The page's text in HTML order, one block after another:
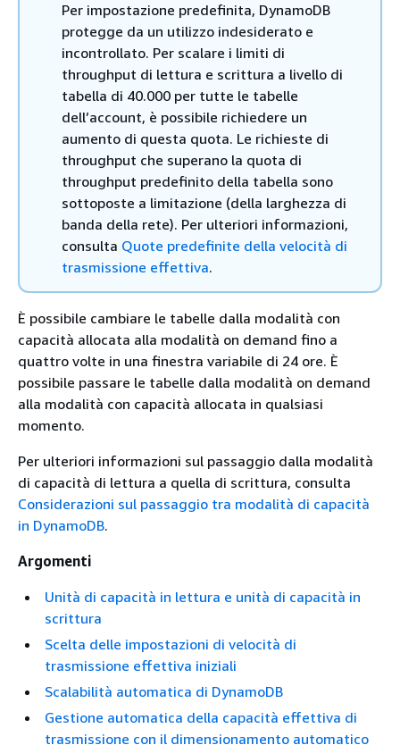
Per impostazione predefinita, DynamoDB
protegge da un utilizzo indesiderato e
incontrollato. Per scalare i limiti di
throughput di lettura e scrittura a livello di
tabella di 40.000 per tutte le tabelle
dell’account, è possibile richiedere un
aumento di questa quota. Le richieste di
throughput che superano la quota di
throughput predefinito della tabella sono
sottoposte a limitazione (della larghezza di
banda della rete). Per ulteriori informazioni,
consulta Quote predefinite della velocità di
trasmissione effettiva.
È possibile cambiare le tabelle dalla modalità con
capacità allocata alla modalità on demand fino a
quattro volte in una finestra variabile di 24 ore. È
possibile passare le tabelle dalla modalità on demand
alla modalità con capacità allocata in qualsiasi
momento.
Per ulteriori informazioni sul passaggio dalla modalità
di capacità di lettura a quella di scrittura, consulta
Considerazioni sul passaggio tra modalità di capacità
in DynamoDB.
Argomenti
Unità di capacità in lettura e unità di capacità in
scrittura
Scelta delle impostazioni di velocità di
trasmissione effettiva iniziali
Scalabilità automatica di DynamoDB
Gestione automatica della capacità effettiva di
trasmissione con il dimensionamento automatico